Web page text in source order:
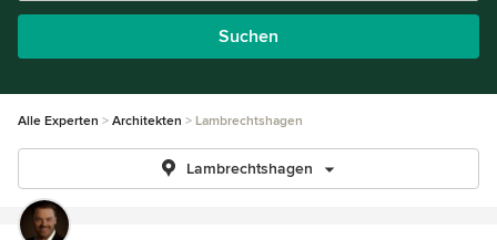
Suchen
Alle Experten Architekten Lambrechtshagen
Lambrechtshagen